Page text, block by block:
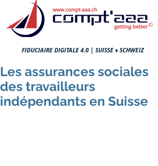
FIDUCIAIRE DIGITALE 4.0 | SUISSE ♦ SCHWEIZ
Les assurances sociales
des travailleurs
indépendants en Suisse